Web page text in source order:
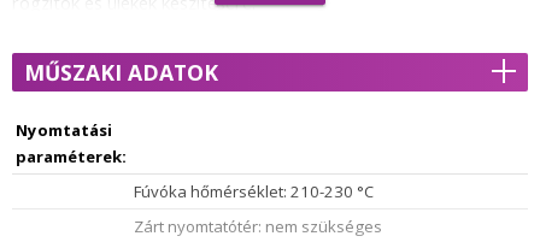
Az Ultrafuse PET természetesen átlátszó, 100%-ban
újrahasznosítható. Élelmiszerrel érintkezhet, FCC tanúsítvánnyal
kaphatók.
Az Ultrafuse filamenteket a BASF részletes, sokféle ISO
szabvány szerinti méréseknek vetette alá, így segítve az
igényeknek megfelelő anyagválasztást. A mérési adatokat
MŰSZAKI ADATOK
Nyomtatási
paraméterek:
Fúvóka hőmérséklet: 210-230 °C
Zárt nyomtatótér: nem szükséges